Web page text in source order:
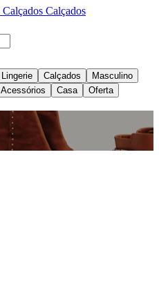
Calçados Calçados
Lingerie Calçados
Masculino
Acessórios Casa Oferta